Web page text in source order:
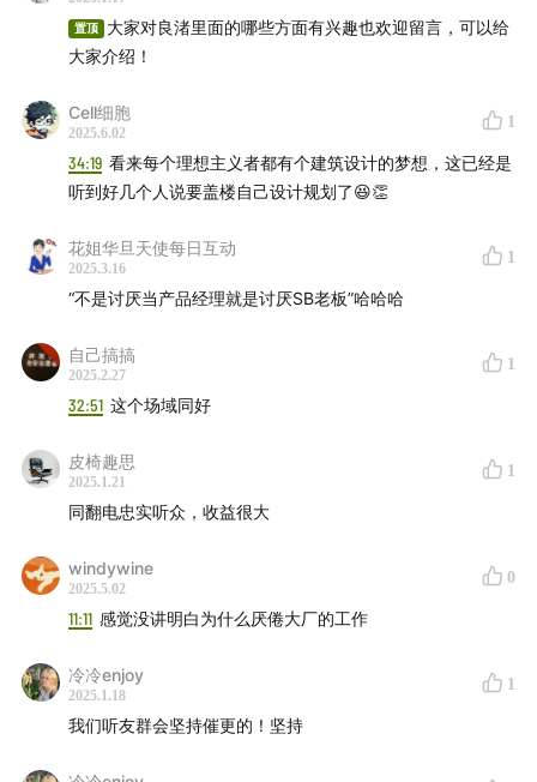
启发。
良渚系列3期节目今天收官啦！
第1期：vol.02 为何数字游民都爱去良渚？对谈16年老村
民沈老板
托邦吗？
第3期：vol.05 逃离北上广和大理，在良渚人生重开了吗?
欢迎在评论区留言交流。
📮 听众微信群：请加微信 coffee12990
🎙️ 本期节目内容：
有什么关联？
当初为什么会从互联网公司离开，成为独立开发
置顶
大家对良渚里面的哪些方面有兴趣也欢迎留言，可以给
大家介绍！
Cell细胞
2025.6.02
1
34:19 看来每个理想主义者都有个建筑设计的梦想，这已经是
听到好几个人说要盖楼自己设计规划了😆👏
花姐华旦天使每日互动
2025.3.16
1
“不是讨厌当产品经理就是讨厌SB老板”哈哈哈
自己搞搞
2025.2.27
1
32:51 这个场域同好
皮椅趣思
2025.1.21
1
同翻电忠实听众，收益很大
windywine
2025.5.02
0
11:11 感觉没讲明白为什么厌倦大厂的工作
冷冷enjoy
2025.1.18
1
我们听友群会坚持催更的！坚持